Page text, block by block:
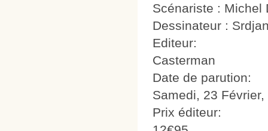
Scénariste : Michel
Dessinateur :
Editeur:
Casterman
Date de parution:
Samedi, 23 Février,
Prix éditeur: